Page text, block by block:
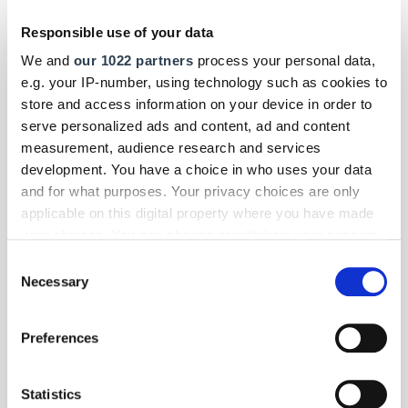
Responsible use of your data
We and our 1022 partners process your personal data,
e.g. your IP-number, using technology such as cookies to
store and access information on your device in order to
serve personalized ads and content, ad and content
measurement, audience research and services
development. You have a choice in who uses your data
and for what purposes. Your privacy choices are only
applicable on this digital property where you have made
the Privacy trigger icon.
Collect information about your geographical location
Identify your device by actively scanning it for
Selection
Necessary
Preferences
Statistics
Betriebsführung